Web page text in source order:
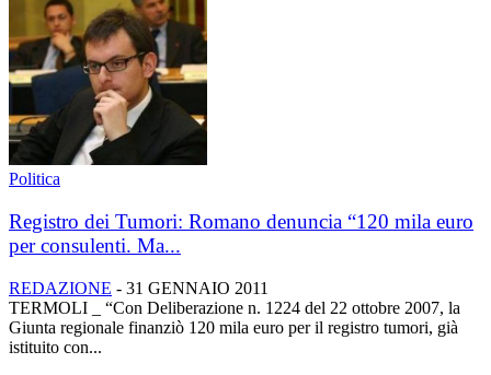
Politica
Registro dei Tumori: Romano denuncia “120 mila euro
per consulenti. Ma...
REDAZIONE - 31 GENNAIO 2011
TERMOLI _ “Con Deliberazione n. 1224 del 22 ottobre 2007, la
Giunta regionale finanziò 120 mila euro per il registro tumori, già
istituito con...